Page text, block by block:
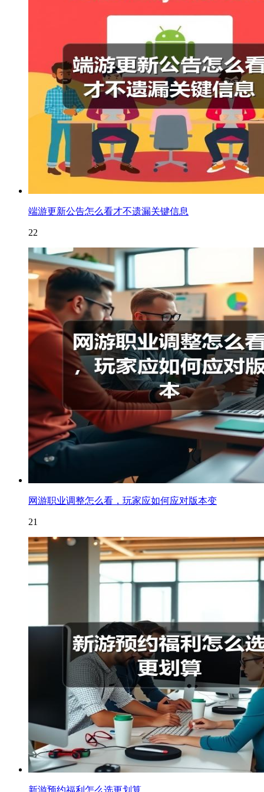
端游更新公告怎么看才不遗漏关键信息
22
网游职业调整怎么看，玩家应如何应对版本变
21